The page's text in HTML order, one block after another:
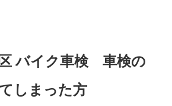
バイク車検 車検の
しまった方